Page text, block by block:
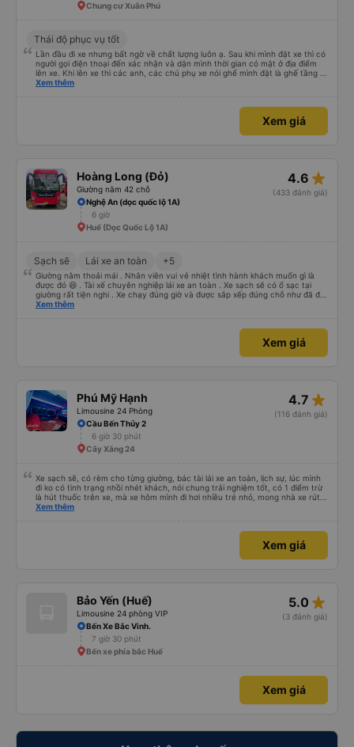
Chung cư Xuân Phú
Thái độ phục vụ tốt
Lần đầu đi xe nhưng bất ngờ về chất lượng luôn ạ. Sau khi mình đặt xe thì có
người gọi điện thoại đến xác nhận và dặn mình thời gian có mặt ở địa điểm
lên xe. Khi lên xe thì các anh, các chú phụ xe nói ghế mình đặt là ghế tầng 2
(do mình đặt nhầm), nhưng mn vẫn cho mình nằm tầng 1. Đêm đang ngủ thì
chung thái độ và tính cách của nhân viên rất tốt, xe thì xịn, có rèm che cả 2
bên, có màn hình tivi, khăn ướt, nước khoáng, mình lên xe ngồi tẩy trang,
skin care rồi ngủ ngon lành. Đặc biệt là giường nằm cực kì dài, mình cao
máy bay, chỉ lên xe rồi ngủ đến sáng là đến nhà luôn. hehe Cám ơn
vexere.com và nhà xe Sâm Hương. (Mình không phải seeding đâu nha :v)
Xem thêm
Xem giá
Hoàng Long (Đỏ)
Giường nằm 42 chỗ
4.6 star_rate
(433 đánh giá)
Nghệ An (dọc quốc lộ 1A)
6 giờ
Huế (Dọc Quốc Lộ 1A)
Sạch sẽ Lái xe an toàn +5
Giường nằm thoải mái . Nhân viên vui vẻ nhiệt tình hành khách muốn gì là
được đó 😆 . Tài xế chuyên nghiệp lái xe an toàn . Xe sạch sẽ có ổ sạc tại
giường rất tiện nghi . Xe chạy đúng giờ và được sắp xếp đúng chỗ như đã đặt
. Điểm 10 cho hoàng long đỏ 👍
Xem thêm
Xem giá
Phú Mỹ Hạnh
Limousine 24 Phòng
4.7 star_rate
(116 đánh giá)
Cầu Bến Thủy 2
6 giờ 30 phút
Cây Xăng 24
Xe sạch sẽ, có rèm cho từng giường, bác tài lái xe an toàn, lịch sự, lúc mình
đi ko có tình trạng nhồi nhét khách, nói chung trải nghiệm tốt, có 1 điểm trừ
là hút thuốc trên xe, mà xe hôm mình đi hơi nhiều trẻ nhỏ, mong nhà xe rút
kinh nghiệm khi đọc đc bình luận này
Xem thêm
Xem giá
Bảo Yến (Huế)
Limousine 24 phòng VIP
5.0 star_rate
(3 đánh giá)
Bến Xe Bắc Vinh.
7 giờ 30 phút
Bến xe phía bắc Huế
Xem giá